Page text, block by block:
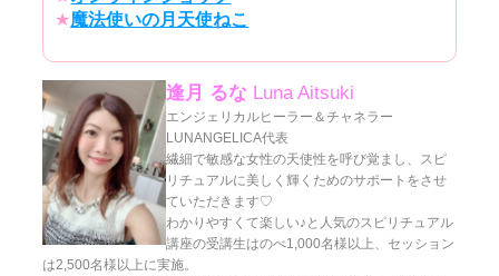
★魔法使いの月天使ねこ
逢月 るな Luna Aitsuki
エンジェリカルヒーラー＆チャネラー
LUNANGELICA代表
繊細で敏感な女性の天使性を呼び覚まし、スピ
リチュアルに美しく輝くためのサポートをさせ
ていただきます♡
わかりやすくて楽しい♪と人気のスピリチュアル
講座の受講生はのべ1,000名様以上、セッション
は2,500名様以上に実施。